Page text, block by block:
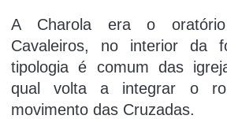
A Charola era o
Cavaleiros, no interior da
tipologia é comum das
qual volta a integrar o
movimento das Cruzadas.